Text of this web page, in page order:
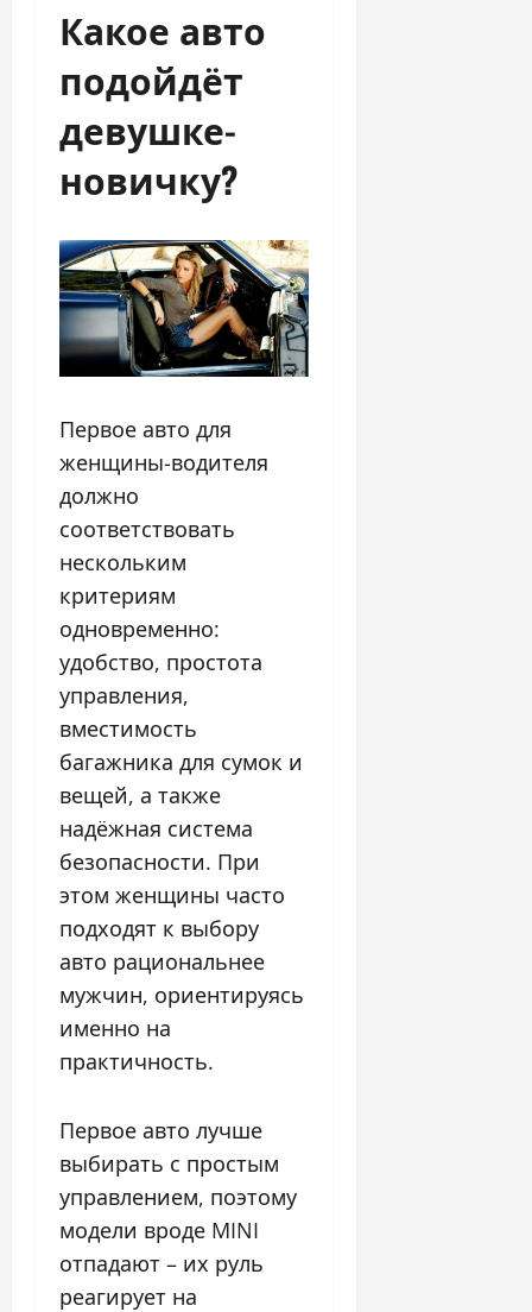
Какое авто
подойдёт
девушке-
новичку?
Первое авто для
женщины-водителя
должно
соответствовать
нескольким
критериям
одновременно:
удобство, простота
управления,
вместимость
багажника для сумок и
вещей, а также
надёжная система
безопасности. При
этом женщины часто
подходят к выбору
авто рациональнее
мужчин, ориентируясь
именно на
практичность.
Первое авто лучше
выбирать с простым
управлением, поэтому
модели вроде MINI
отпадают – их руль
реагирует на